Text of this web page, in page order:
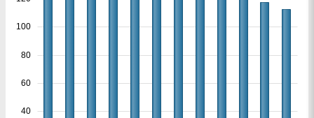
40
60
80
100